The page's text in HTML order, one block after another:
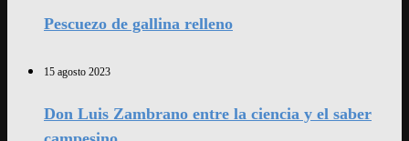
Pescuezo de gallina relleno
15 agosto 2023
Don Luis Zambrano entre la ciencia y el saber